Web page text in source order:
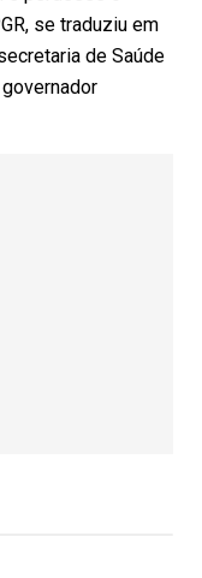
se traduziu em
de Saúde